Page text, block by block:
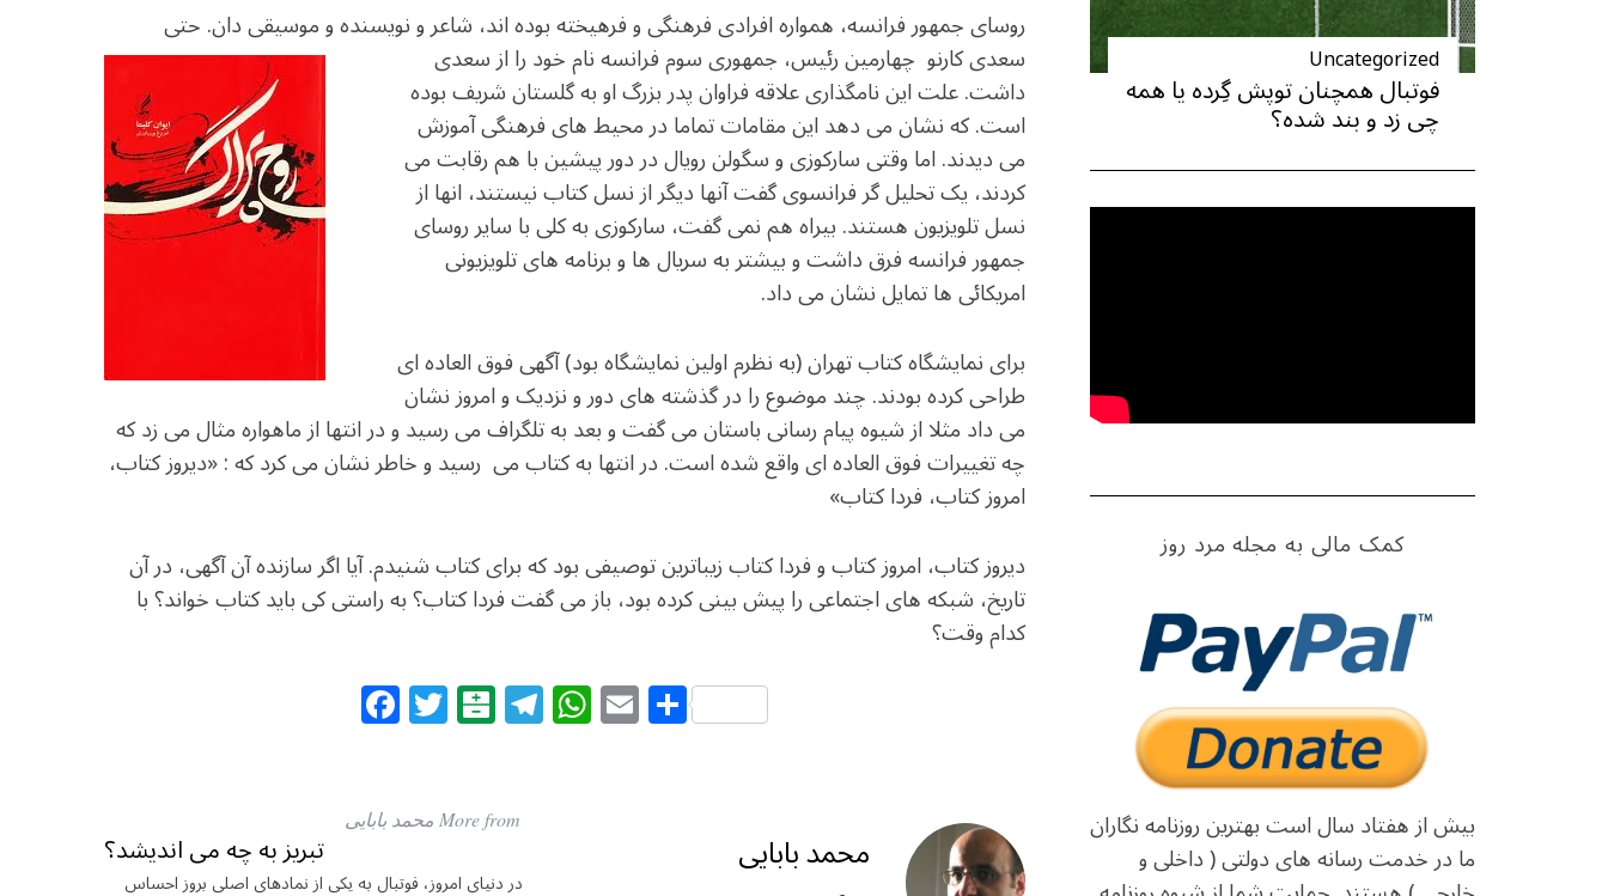
روسای جمهور فرانسه، همواره افرادی فرهنگی و فرهیخته بوده اند، شاعر و نویسنده و موسیقی دان. حتی
سعدی کارنو چهارمین رئیس، جمهوری سوم فرانسه نام خود را از سعدی
داشت. علت این نامگذاری علاقه فراوان پدر بزرگ او به گلستان شریف بوده
است. که نشان می دهد این مقامات تماما در محیط های فرهنگی آموزش
می دیدند. اما وقتی سارکوزی و سگولن رویال در دور پیشین با هم رقابت می
کردند، یک تحلیل گر فرانسوی گفت آنها دیگر از نسل کتاب نیستند، انها از
نسل تلویزیون هستند. بیراه هم نمی گفت، سارکوزی به کلی با سایر روسای
جمهور فرانسه فرق داشت و بیشتر به سریال ها و برنامه های تلویزیونی
امریکائی ها تمایل نشان می داد.
برای نمایشگاه کتاب تهران (به نظرم اولین نمایشگاه بود) آگهی فوق العاده ای
طراحی کرده بودند. چند موضوع را در گذشته های دور و نزدیک و امروز نشان
می داد مثلا از شیوه پیام رسانی باستان می گفت و بعد به تلگراف می رسید و در انتها از ماهواره مثال می زد که
چه تغییرات فوق العاده ای واقع شده است. در انتها به کتاب می رسید و خاطر نشان می کرد که : «دیروز کتاب،
امروز کتاب، فردا کتاب»
دیروز کتاب، امروز کتاب و فردا کتاب زیباترین توصیفی بود که برای کتاب شنیدم. آیا اگر سازنده آن آگهی، در آن
تاریخ، شبکه های اجتماعی را پیش بینی کرده بود، باز می گفت فردا کتاب؟ به راستی کی باید کتاب خواند؟ با
کدام وقت؟
F
a
e
b
T
w
e
r
B
al
ar
in
T
el W
h E
m S
h
محمد بابایی
More from محمد بابایی
تبریز به چه می اندیشد؟
در دنیای امروز، فوتبال به یکی از نمادهای اصلی بروز احساس
Uncategorized
فوتبال همچنان توپش گِرده یا همه
چی زد و بند شده؟
کمک مالی به مجله مرد روز
بیش از هفتاد سال است بهترین روزنامه نگاران
ما در خدمت رسانه های دولتی ( داخلی و